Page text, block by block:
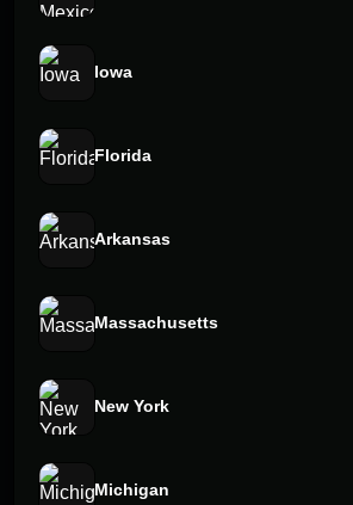
Iowa
Florida
Arkansas
Massachusetts
New York
Michigan